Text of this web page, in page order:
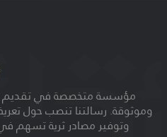
مؤسسة متخصصة في تقديم
وموثوقة. رسالتنا تنصب حول
وتوفير مصادر ثرية تسهم